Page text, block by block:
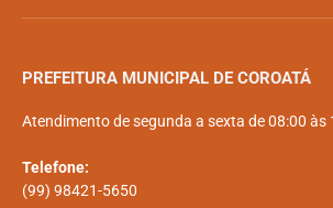
PREFEITURA MUNICIPAL DE COROATÁ
Atendimento de segunda a sexta de 08:00 às
Telefone:
(99) 98421-5650